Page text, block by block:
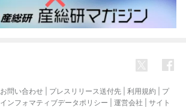
お問い合わせ プレスリリース送付先 利用規約
プ
インフォマティブデータポリシー 運営会社 サイト